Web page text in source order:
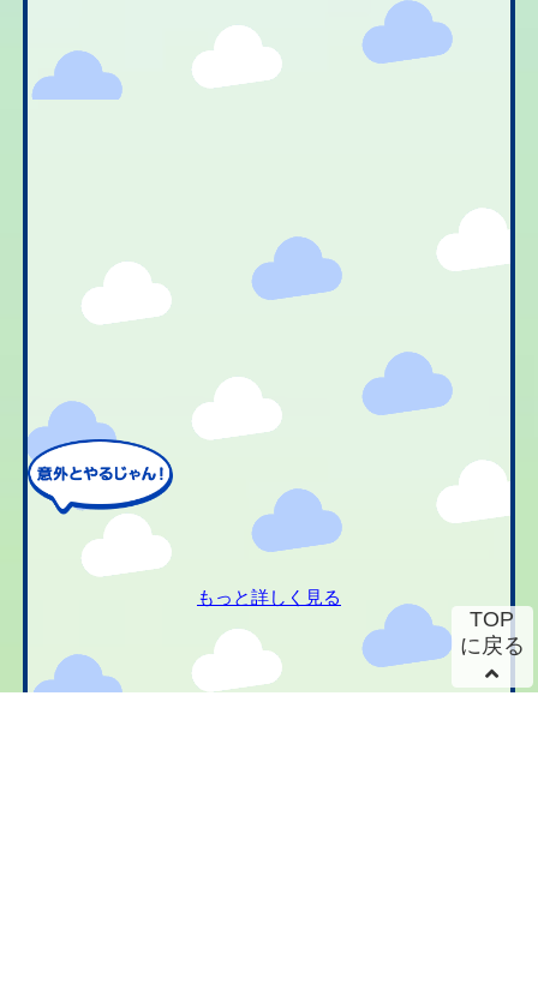
もっと詳しく見る
TOP
に戻る